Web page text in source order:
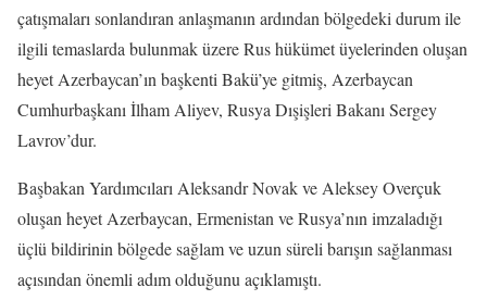
çatışmaları sonlandıran anlaşmanın ardından bölgedeki durum ile
ilgili temaslarda bulunmak üzere Rus hükümet üyelerinden oluşan
heyet Azerbaycan’ın başkenti Bakü’ye gitmiş, Azerbaycan
Cumhurbaşkanı İlham Aliyev, Rusya Dışişleri Bakanı Sergey
Lavrov’dur.
Başbakan Yardımcıları Aleksandr Novak ve Aleksey Overçuk
oluşan heyet Azerbaycan, Ermenistan ve Rusya’nın imzaladığı
üçlü bildirinin bölgede sağlam ve uzun süreli barışın sağlanması
açısından önemli adım olduğunu açıklamıştı.